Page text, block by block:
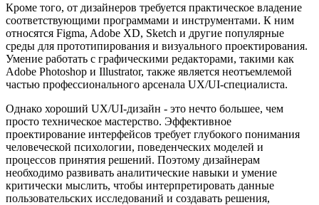
Кроме того, от дизайнеров требуется практическое владение
соответствующими программами и инструментами. К ним
относятся Figma, Adobe XD, Sketch и другие популярные
среды для прототипирования и визуального проектирования.
Умение работать с графическими редакторами, такими как
Adobe Photoshop и Illustrator, также является неотъемлемой
частью профессионального арсенала UX/UI-специалиста.
Однако хороший UX/UI-дизайн - это нечто большее, чем
просто техническое мастерство. Эффективное
проектирование интерфейсов требует глубокого понимания
человеческой психологии, поведенческих моделей и
процессов принятия решений. Поэтому дизайнерам
необходимо развивать аналитические навыки и умение
критически мыслить, чтобы интерпретировать данные
пользовательских исследований и создавать решения,